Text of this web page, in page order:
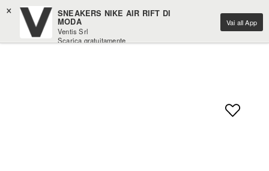
× SNEAKERS NIKE AIR RIFT DI
MODA
Ventis Srl
Scarica gratuitamente
Vai all App